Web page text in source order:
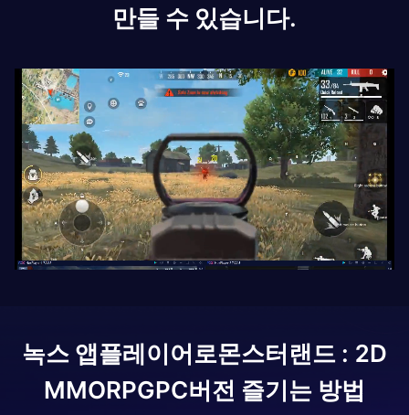
만들 수 있습니다.
녹스 앱플레이어로몬스터랜드 : 2D
MMORPGPC버전 즐기는 방법